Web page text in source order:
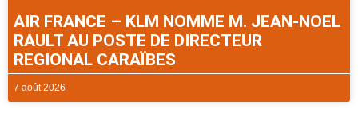
AIR FRANCE – KLM NOMME M. JEAN-NOEL
RAULT AU POSTE DE DIRECTEUR
REGIONAL CARAÏBES
7 août 2026